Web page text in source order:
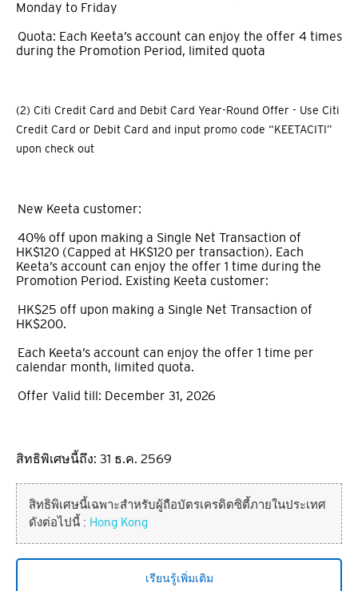
Monday to Friday
Quota: Each Keeta’s account can enjoy the offer 4 times
during the Promotion Period, limited quota
(2) Citi Credit Card and Debit Card Year-Round Offer - Use Citi
Credit Card or Debit Card and input promo code “KEETACITI”
upon check out
New Keeta customer:
40% off upon making a Single Net Transaction of
HK$120 (Capped at HK$120 per transaction). Each
Keeta’s account can enjoy the offer 1 time during the
Promotion Period. Existing Keeta customer:
HK$25 off upon making a Single Net Transaction of
HK$200.
Each Keeta’s account can enjoy the offer 1 time per
calendar month, limited quota.
Offer Valid till: December 31, 2026
สิทธิพิเศษนี้ถึง: 31 ธ.ค. 2569
สิทธิพิเศษนี้เฉพาะสำหรับผู้ถือบัตรเครดิตซิตี้ภายในประเทศ
ดังต่อไปนี้ : Hong Kong
เรียนรู้เพิ่มเติม
คุณกำลังออกจากเว็บไซต์ ซิตี้
ข้อกำหนดการรักษาความลับและความปลอดภัยของเว็บไซต์ดัง
กล่าวและไม่ใช่นโยบายความเป็นส่วนตัวของซิตี้แบงก์ และ ซิตี้
แบงก์จะไม่รับผิดชอบใดๆต่อการเปิดเผยข้อมูลโดยไม่ได้รับ
อนุญาต นอกจากนี้การเชื่อมโยงไปยังเว็บไซต์ของบุคคลที่สามที่
อยู่ในที่นี้ไม่ว่าจะเป็นผลิตภัณฑ์และ / หรือบริการของตน ไม่ได้
สถานที่แนะนำ
สถานที่แนะนำ
กรุงเทพฯ, ไทย